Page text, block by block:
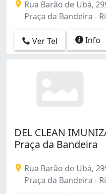
Sampaio (4)
Santa Cruz (5)
Santa Teresa (1)
Santo Cristo (7)
Santíssimo (1)
Taquara (11)
Tauá (4)
Tomás Coelho (3)
Vargem Pequena (2)
Rua Barão de Ubá,
Praça da Bandeira -
Ver Tel Info
DEL CLEAN
Praça da Bandeira
Rua Barão de Ubá,
Praça da Bandeira -